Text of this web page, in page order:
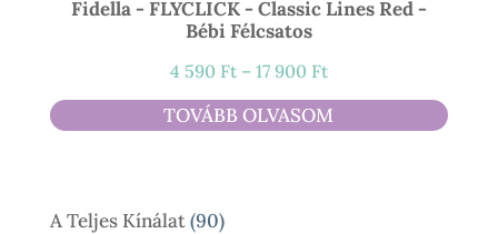
Fidella - FLYCLICK - Classic Lines Red -
Bébi Félcsatos
4 590 Ft – 17 900 FtÁrtartomány:
4
590 Ft
TOVÁBB OLVASOM
A Teljes Kínálat 9090